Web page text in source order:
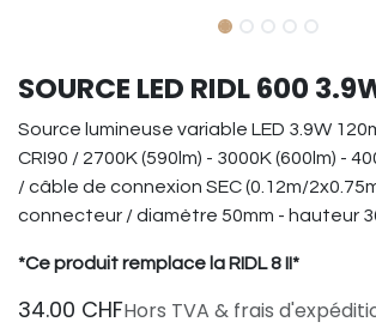
SOURCE LED RIDL 600
Source lumineuse variable LED 3.9W
CRI90 / 2700K (590lm) - 3000K (600lm) -
/ câble de connexion SEC (0.12m/
connecteur / diamètre 50mm - hauteur
*Ce produit remplace la RIDL 8 II*
34.00 CHFHors TVA & frais